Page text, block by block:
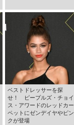
ベストドレッサーを探
せ！ ピープルズ・チョイ
ス・アワードのレッドカー
ペットにゼンデイヤやピン
クが登場